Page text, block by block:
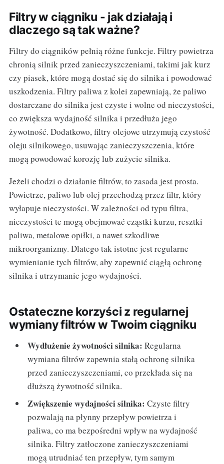
Filtry w ciągniku - jak działają i
dlaczego są tak ważne?
Filtry do ciągników pełnią różne funkcje. Filtry powietrza
chronią silnik przed zanieczyszczeniami, takimi jak kurz
czy piasek, które mogą dostać się do silnika i powodować
uszkodzenia. Filtry paliwa z kolei zapewniają, że paliwo
dostarczane do silnika jest czyste i wolne od nieczystości,
co zwiększa wydajność silnika i przedłuża jego
żywotność. Dodatkowo, filtry olejowe utrzymują czystość
oleju silnikowego, usuwając zanieczyszczenia, które
mogą powodować korozję lub zużycie silnika.
Jeżeli chodzi o działanie filtrów, to zasada jest prosta.
Powietrze, paliwo lub olej przechodzą przez filtr, który
wyłapuje nieczystości. W zależności od typu filtra,
nieczystości te mogą obejmować cząstki kurzu, resztki
paliwa, metalowe opiłki, a nawet szkodliwe
mikroorganizmy. Dlatego tak istotne jest regularne
wymienianie tych filtrów, aby zapewnić ciągłą ochronę
silnika i utrzymanie jego wydajności.
Ostateczne korzyści z regularnej
wymiany filtrów w Twoim ciągniku
Wydłużenie żywotności silnika: Regularna
wymiana filtrów zapewnia stałą ochronę silnika
przed zanieczyszczeniami, co przekłada się na
dłuższą żywotność silnika.
Zwiększenie wydajności silnika: Czyste filtry
pozwalają na płynny przepływ powietrza i
paliwa, co ma bezpośredni wpływ na wydajność
silnika. Filtry zatłoczone zanieczyszczeniami
mogą utrudniać ten przepływ, tym samym